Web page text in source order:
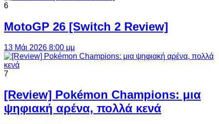
6
MotoGP 26 [Switch 2 Review]
13 Μάι 2026 8:00 μμ
7
[Review] Pokémon Champions: μια
ψηφιακή αρένα, πολλά κενά